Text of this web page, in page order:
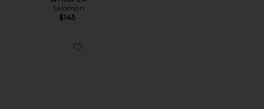
Salomon
$145
Favorite ZAPATILLA DEPORTIVA CLOUDNOVA 2